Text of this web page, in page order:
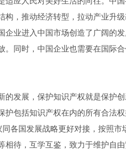
租赁-爱普生15168 成都打印
构，推动经济转型，拉动产业升
企业进入中国市场创造了广阔的
。同时，中国企业也需要在国际
的发展，保护知识产权就是保护
包括知识产权在内的所有合法
同各国发展战略更好对接，按照
相待，互学互鉴，致力于维护自